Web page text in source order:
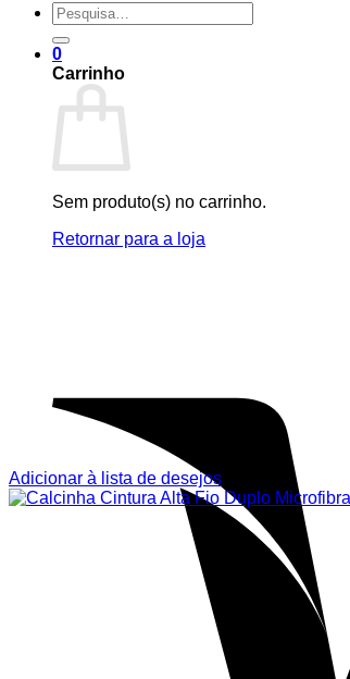
Pesquisar
por:
0
Carrinho
Sem produto(s) no carrinho.
Retornar para a loja
Adicionar à lista de desejos